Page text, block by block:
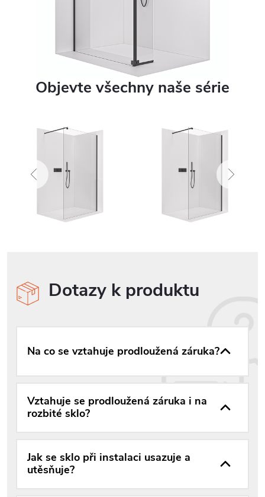
Objevte všechny naše série
Dotazy k produktu
Na co se vztahuje prodloužená záruka?
Vztahuje se prodloužená záruka i na
rozbité sklo?
Jak se sklo při instalaci usazuje a
utěsňuje?